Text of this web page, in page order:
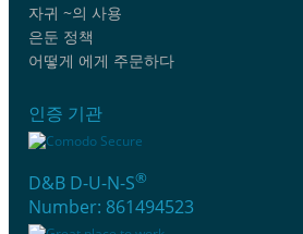
자귀 ~의 사용
은둔 정책
어떻게 에게 주문하다
인증 기관
D&B D-U-N-S®
Number: 861494523